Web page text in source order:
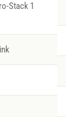
Stack 1